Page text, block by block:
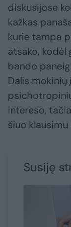
diskusijose
kažkas
kurie tampa
atsako,
bando
Dalis
intereso,
šiuo
Susiję